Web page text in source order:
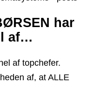
har
af…
af topchefer.
af, at ALLE